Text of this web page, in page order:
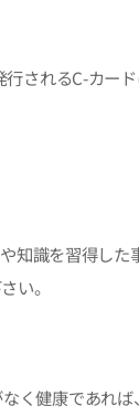
されるC-カー
識を習得した
い。
く健康であれ